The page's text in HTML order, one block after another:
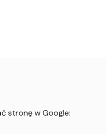
stronę w Google: